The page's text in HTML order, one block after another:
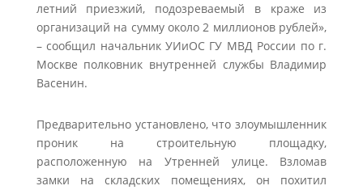
летний приезжий, подозреваемый в краже из
организаций на сумму около 2 миллионов рублей»,
– сообщил начальник УИиОС ГУ МВД России по г.
Москве полковник внутренней службы Владимир
Васенин.
Предварительно установлено, что злоумышленник
проник на строительную площадку,
расположенную на Утренней улице. Взломав
замки на складских помещениях, он похитил